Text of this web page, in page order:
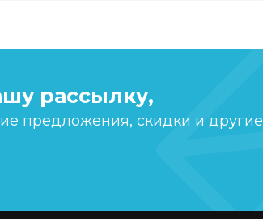
рассылку,
предложения, скидки и другие